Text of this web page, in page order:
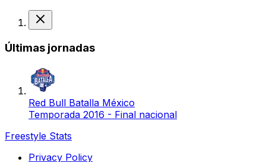
Últimas jornadas
Red Bull Batalla México
Temporada 2016 - Final nacional
Freestyle Stats
Privacy Policy